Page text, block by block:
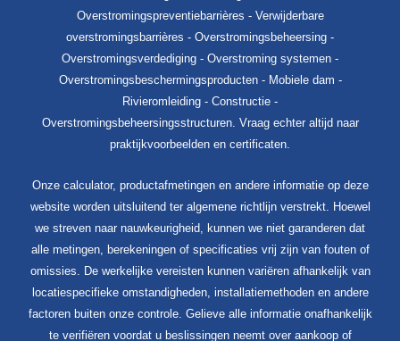
Overstromingspreventiebarrières - Verwijderbare
overstromingsbarrières - Overstromingsbeheersing -
Overstromingsverdediging - Overstroming systemen -
Overstromingsbeschermingsproducten - Mobiele dam -
Rivieromleiding - Constructie -
Overstromingsbeheersingsstructuren. Vraag echter altijd naar
praktijkvoorbeelden en certificaten.
Onze calculator, productafmetingen en andere informatie op deze
website worden uitsluitend ter algemene richtlijn verstrekt. Hoewel
we streven naar nauwkeurigheid, kunnen we niet garanderen dat
alle metingen, berekeningen of specificaties vrij zijn van fouten of
omissies. De werkelijke vereisten kunnen variëren afhankelijk van
locatiespecifieke omstandigheden, installatiemethoden en andere
factoren buiten onze controle. Gelieve alle informatie onafhankelijk
te verifiëren voordat u beslissingen neemt over aankoop of